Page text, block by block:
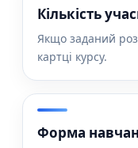
Кількість
Якщо заданий
картці курсу.
Форма